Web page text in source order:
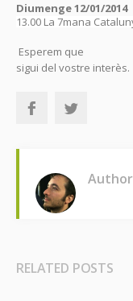
Diumenge 12/01/2014
13.00 La 7mana
Esperem que
sigui del vostre interès.
RELATED POSTS